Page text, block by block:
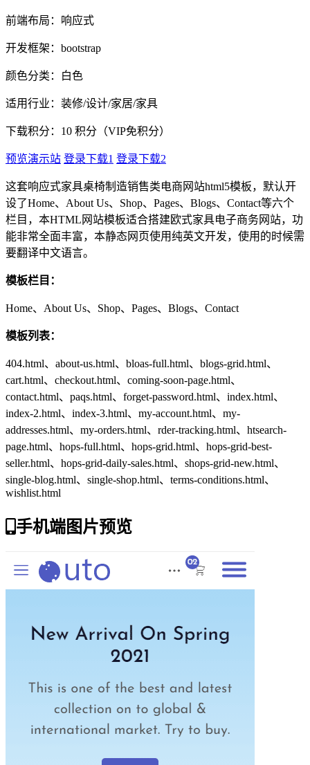
前端布局：响应式
开发框架：bootstrap
颜色分类：白色
适用行业：装修/设计/家居/家具
下载积分： 10 积分（VIP免积分）
预览演示站 登录下载1 登录下载2
这套响应式家具桌椅制造销售类电商网站html5模板，默认开
设了Home、About Us、Shop、Pages、Blogs、Contact等六个
栏目，本HTML网站模板适合搭建欧式家具电子商务网站，功
能非常全面丰富，本静态网页使用纯英文开发，使用的时候需
要翻译中文语言。
模板栏目：
Home、About Us、Shop、Pages、Blogs、Contact
模板列表：
404.html、about-us.html、bloas-full.html、blogs-grid.html、
cart.html、checkout.html、coming-soon-page.html、
contact.html、paqs.html、forget-password.html、index.html、
index-2.html、index-3.html、my-account.html、my-
addresses.html、my-orders.html、rder-tracking.html、htsearch-
page.html、hops-full.html、hops-grid.html、hops-grid-best-
seller.html、hops-grid-daily-sales.html、shops-grid-new.html、
single-blog.html、single-shop.html、terms-conditions.html、
wishlist.html
手机端图片预览